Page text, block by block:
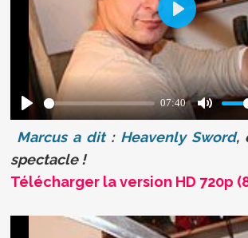
Marcus a dit: Heavenly Sword,
spectacle !
Télécharger la version HD 720p